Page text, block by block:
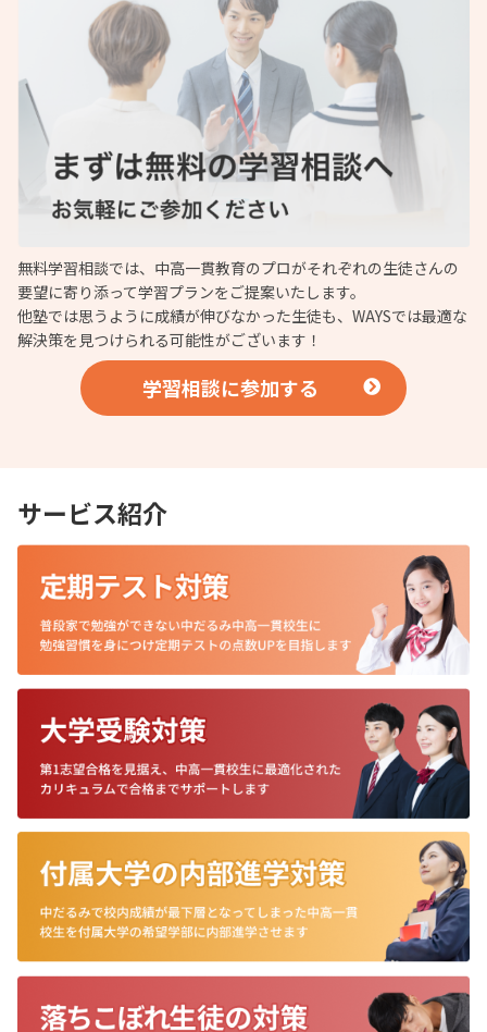
無料学習相談では、中高一貫教育のプロがそれぞれの生徒さんの
要望に寄り添って学習プランをご提案いたします。
他塾では思うように成績が伸びなかった生徒も、WAYSでは最適な
解決策を見つけられる可能性がございます！
学習相談に参加する
サービス紹介